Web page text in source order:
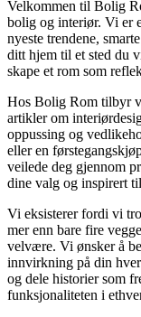
Velkommen til Bolig
bolig og interiør. Vi er
nyeste trendene,
ditt hjem til et sted du
skape et rom som
Hos Bolig Rom tilbyr
artikler om
oppussing og
eller en
veilede deg gjennom
dine valg og inspirert
Vi eksisterer fordi vi
mer enn bare fire
velvære. Vi ønsker å
innvirkning på din
og dele historier som
funksjonaliteten i